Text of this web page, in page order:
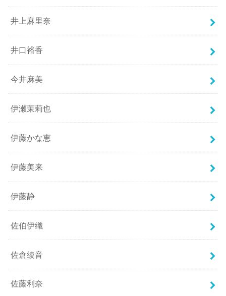
井上麻里奈
井口裕香
今井麻美
伊瀬茉莉也
伊藤かな恵
伊藤美来
伊藤静
佐伯伊織
佐倉綾音
佐藤利奈